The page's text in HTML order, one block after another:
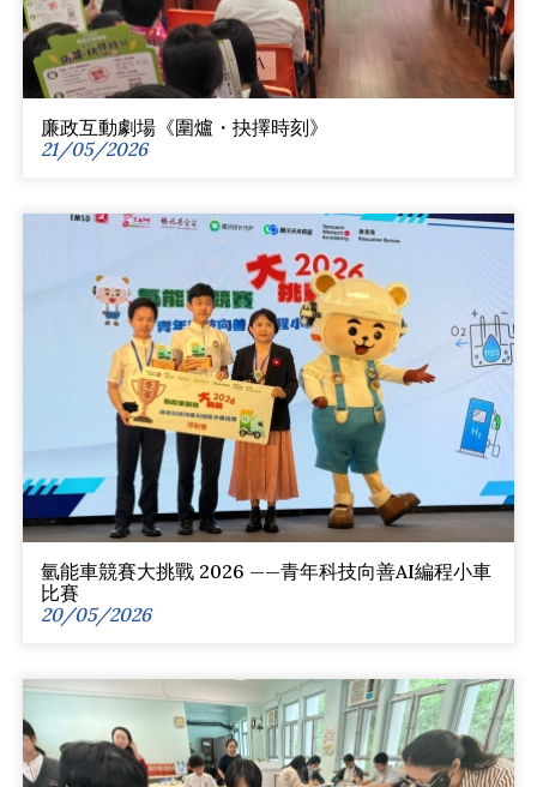
廉政互動劇場《圍爐・抉擇時刻》
21/05/2026
氫能車競賽大挑戰 2026 ——青年科技向善AI編程小車
比賽
20/05/2026